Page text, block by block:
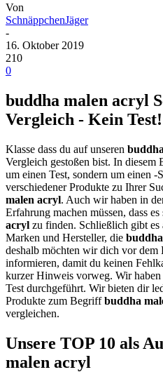
Von
SchnäppchenJäger
-
16. Oktober 2019
210
0
buddha malen acryl
Vergleich - Kein Test!
Klasse dass du auf unseren
Vergleich gestoßen bist. In
um einen Test, sondern um einen -
verschiedener Produkte zu Ihrer
malen acryl. Auch wir haben in
Erfahrung machen müssen, dass
acryl zu finden. Schließlich gibt
Marken und Hersteller, die
deshalb möchten wir dich vor dem
informieren, damit du keinen
kurzer Hinweis vorweg. Wir haben
Test durchgeführt. Wir bieten dir
Produkte zum Begriffbuddha
vergleichen.
Unsere TOP 10 als
malen acryl